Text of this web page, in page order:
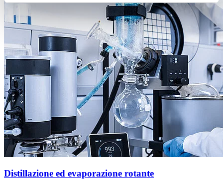
Distillazione ed evaporazione rotante